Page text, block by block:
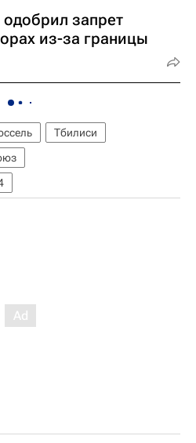
запрет
из-за границы
Тбилиси